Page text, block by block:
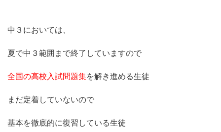
中３においては、
夏で中３範囲まで終了していますので
全国の高校入試問題集を解き進める生徒
まだ定着していないので
基本を徹底的に復習している生徒